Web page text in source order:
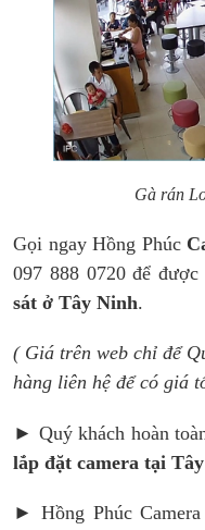
Gà rán
Gọi ngay Hồng Phúc
097 888 0720 để
sát ở Tây Ninh.
( Giá trên web chỉ để
hàng liên hệ để có giá
► Quý khách hoàn
lắp đặt camera tại
► Hồng Phúc